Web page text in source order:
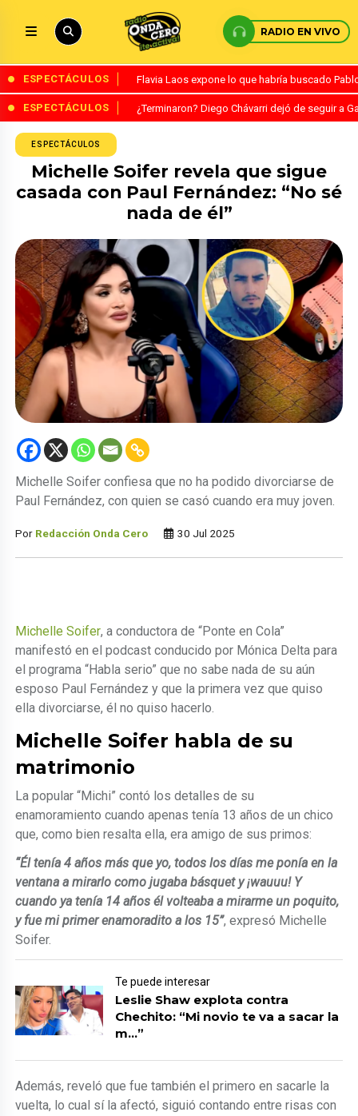
RADIO EN VIVO
ESPECTÁCULOS Flavia Laos expone lo que habría buscado
ESPECTÁCULOS ¿Terminaron? Diego Chávarri dejó de seguir a
ESPECTÁCULOS
Michelle Soifer revela que sigue
casada con Paul Fernández: “No sé
nada de él”
Michelle Soifer confiesa que no ha podido divorciarse de
Paul Fernández, con quien se casó cuando era muy joven.
Por Redacción Onda Cero 30 Jul 2025
Michelle Soifer, a conductora de “Ponte en Cola”
manifestó en el podcast conducido por Mónica Delta para
el programa “Habla serio” que no sabe nada de su aún
esposo Paul Fernández y que la primera vez que quiso
ella divorciarse, él no quiso hacerlo.
Michelle Soifer habla de su
matrimonio
La popular “Michi” contó los detalles de su
enamoramiento cuando apenas tenía 13 años de un chico
que, como bien resalta ella, era amigo de sus primos:
“Él tenía 4 años más que yo, todos los días me ponía en la
ventana a mirarlo como jugaba básquet y ¡wauuu! Y
cuando ya tenía 14 años él volteaba a mirarme un poquito,
y fue mi primer enamoradito a los 15”, expresó Michelle
Soifer.
Te puede interesar
Leslie Shaw explota contra
Chechito: “Mi novio te va a sacar la
m…”
Además, reveló que fue también el primero en sacarle la
vuelta, lo cual sí la afectó, siguió contando entre risas con